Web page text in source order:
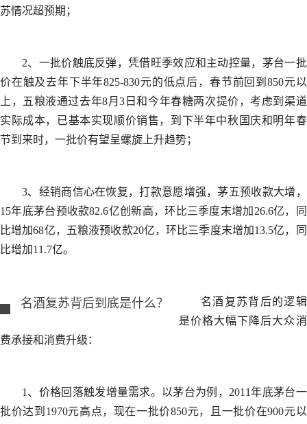
苏情况超预期；
2、一批价触底反弹，凭借旺季效应和主动控量，茅台一批
价在触及去年下半年825-830元的低点后，春节前回到850元以
上，五粮液通过去年8月3日和今年春糖两次提价，考虑到渠道
实际成本，已基本实现顺价销售，到下半年中秋国庆和明年春
节到来时，一批价有望呈螺旋上升趋势；
3、经销商信心在恢复，打款意愿增强，茅五预收款大增，
15年底茅台预收款82.6亿创新高，环比三季度末增加26.6亿，同
比增加68亿，五粮液预收款20亿，环比三季度末增加13.5亿，同
比增加11.7亿。
名酒复苏背后到底是什么？
名酒复苏背后的逻辑
是价格大幅下降后大众消
费承接和消费升级：
1、价格回落触发增量需求。以茅台为例，2011年底茅台一
批价达到1970元高点，现在一批价850元，且一批价在900元以